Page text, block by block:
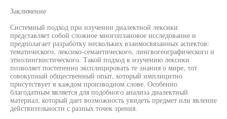
Заключение
Системный подход при изучении диалектной лексики
представляет собой сложное многоплановое исследование и
предполагает разработку нескольких взаимосвязанных аспектов:
тематического, лексико-семантического, лингвогеографического и
этнолингвистического. Такой подход к изучению лексики
позволяет постепенно эксплицировать те знания о мире, тот
совокупный общественный опыт, который имплицитно
присутствует в каждом производном слове. Особенно
благодатным является для подобного анализа диалектный
материал, который дает возможность увидеть предмет или явление
действительности с разных точек зрения.